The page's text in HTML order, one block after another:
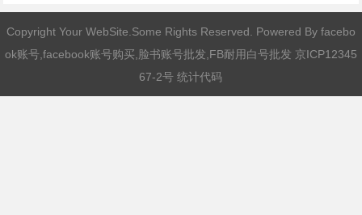
Copyright Your WebSite.Some Rights Reserved. Powered By facebo
ok账号,facebook账号购买,脸书账号批发,FB耐用白号批发 京ICP12345
67-2号 统计代码